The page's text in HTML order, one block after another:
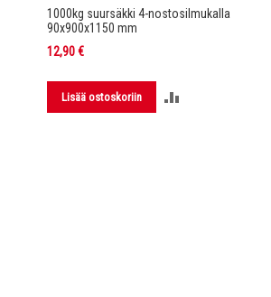
1000kg suursäkki 4-nostosilmukalla
90x900x1150 mm
12,90 €
Lisää ostoskoriin